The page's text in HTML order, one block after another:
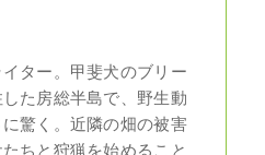
ター。甲斐犬のブリー
た房総半島で、野生動
驚く。近隣の畑の被害
ちと狩猟を始めること